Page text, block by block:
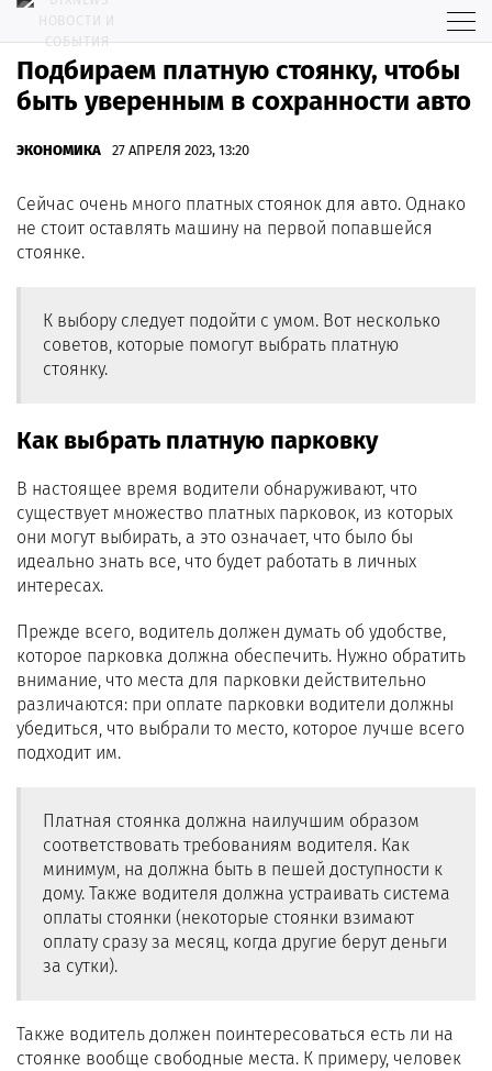
Подбираем платную стоянку, чтобы
быть уверенным в сохранности авто
ЭКОНОМИКА 27 АПРЕЛЯ 2023, 13:20
Сейчас очень много платных стоянок для авто. Однако
не стоит оставлять машину на первой попавшейся
стоянке.
К выбору следует подойти с умом. Вот несколько
советов, которые помогут выбрать платную
стоянку.
Как выбрать платную парковку
В настоящее время водители обнаруживают, что
существует множество платных парковок, из которых
они могут выбирать, а это означает, что было бы
идеально знать все, что будет работать в личных
интересах.
Прежде всего, водитель должен думать об удобстве,
которое парковка должна обеспечить. Нужно обратить
внимание, что места для парковки действительно
различаются: при оплате парковки водители должны
убедиться, что выбрали то место, которое лучше всего
подходит им.
Платная стоянка должна наилучшим образом
соответствовать требованиям водителя. Как
минимум, на должна быть в пешей доступности к
дому. Также водителя должна устраивать система
оплаты стоянки (некоторые стоянки взимают
оплату сразу за месяц, когда другие берут деньги
за сутки).
Также водитель должен поинтересоваться есть ли на
стоянке вообще свободные места. К примеру, человек